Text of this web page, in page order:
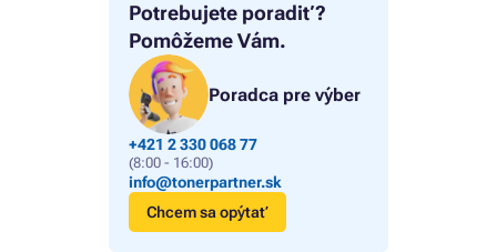
Potrebujete poradiť?
Pomôžeme Vám.
Poradca pre výber
+421 2 330 068 77
(8:00 - 16:00)
info@tonerpartner.sk
Chcem sa opýtať